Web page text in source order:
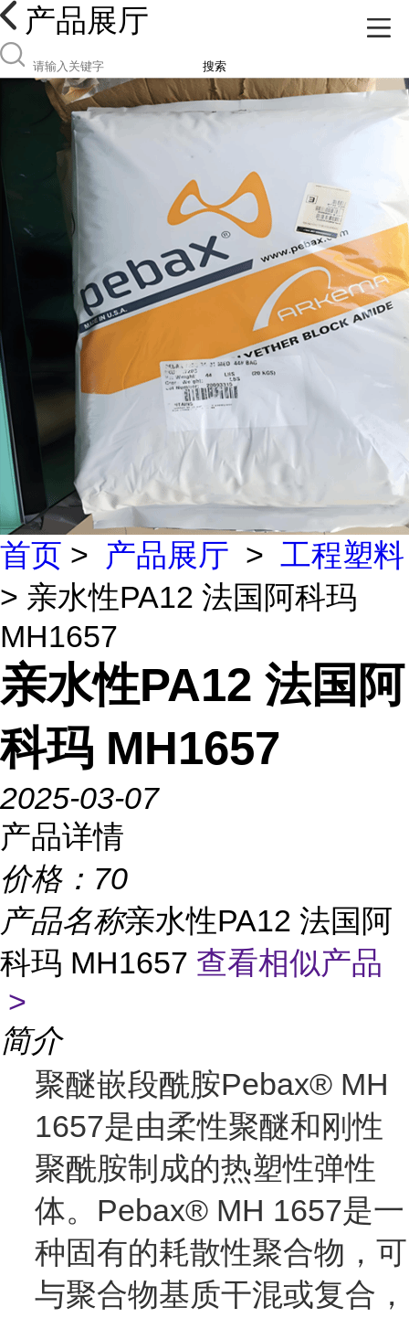
产品展厅
搜索
首页 > 产品展厅 > 工程塑料
> 亲水性PA12 法国阿科玛
MH1657
亲水性PA12 法国阿
科玛 MH1657
2025-03-07
产品详情
价格： 70
产品名称亲水性PA12 法国阿
科玛 MH1657 查看相似产品
>
简介
聚醚嵌段酰胺Pebax® MH
1657是由柔性聚醚和刚性
聚酰胺制成的热塑性弹性
体。Pebax® MH 1657是一
种固有的耗散性聚合物，可
与聚合物基质干混或复合，